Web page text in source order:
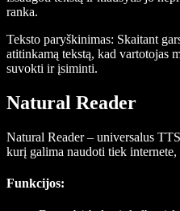
ranka.
Teksto paryškinimas: Skaitant
atitinkamą tekstą, kad vartotojas
suvokti ir įsiminti.
Natural Reader
Natural Reader – universalus
kurį galima naudoti tiek
Funkcijos: